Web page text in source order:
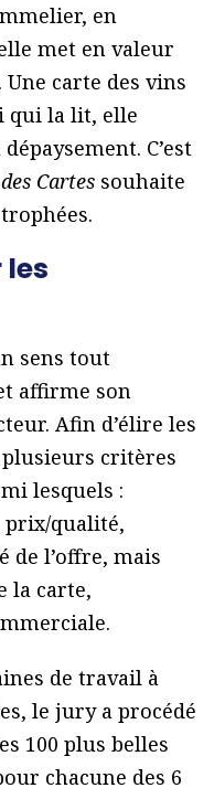
en
met en valeur
carte des vins
qui la lit, elle
C’est
Cartes souhaite
les
sens tout
affirme son
Afin d’élire les
critères
lesquels :
qualité,
de l’offre, mais
la carte,
de travail à
le jury a procédé
100 plus belles
chacune des 6